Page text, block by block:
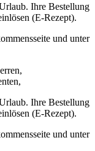
Ihre Bestellung
(E-Rezept).
und unter
Ihre Bestellung
(E-Rezept).
und unter